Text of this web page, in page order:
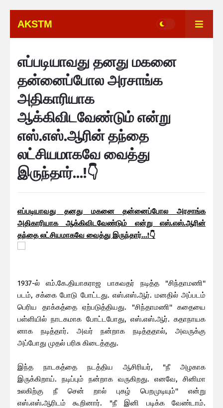
AKSTM
எப்படியாவது தனது மகனை
தன்னைப்போல அரசாங்க
அதிகாரியாக
ஆக்கிவிடவேண்டும் என்று
எஸ்.எஸ்.ஆரின் தந்தை
லட்சியமாகவே வைத்து
இருந்தார்...!👇
எப்படியாவது தனது மகனை தன்னைப்போல அரசாங்க
அதிகாரியாக ஆக்கிவிடவேண்டும் என்று எஸ்.எஸ்.ஆரின்
தந்தை லட்சியமாகவே வைத்து இருந்தார்...!👇
1937-ல் எம்.கே.தியாகராஜ பாகவதர் நடித்த "சிந்தாமணி''
படம், சக்கை போடு போட்டது. எஸ்.எஸ்.ஆர். மனதில் அப்படம்
பெரிய தாக்கத்தை ஏற்படுத்தியது. "சிந்தாமணி'' கதையை
பள்ளியில் நாடகமாக போட்டபோது, எஸ்.எஸ்.ஆர். கதாநாயக
னாக நடித்தார். அவர் நன்றாக நடித்ததால், அவருக்கு
அப்போது முதல் பரிசு கிடைத்தது.
இந்த நாடகத்தை நடத்திய ஆசிரியர், "நீ அழகாக
இருக்கிறாய். நடிப்பும் நன்றாக வருகிறது. எனவே, சினிமா
உலகிற்கு நீ சென் றால் புகழ் பெறமுடியும்'' என்று
எஸ்.எஸ்.ஆரிடம் கூறினார். "நீ இனி படிக்க வேண்டாம்.